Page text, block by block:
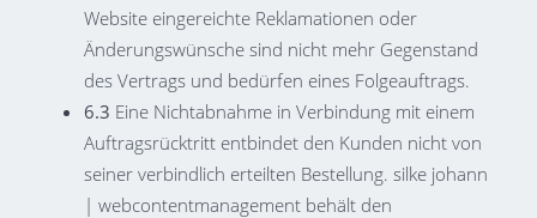
Website eingereichte Reklamationen oder
Änderungswünsche sind nicht mehr Gegenstand
des Vertrags und bedürfen eines Folgeauftrags.
6.3 Eine Nichtabnahme in Verbindung mit einem
Auftragsrücktritt entbindet den Kunden nicht von
seiner verbindlich erteilten Bestellung. silke johann
| webcontentmanagement behält den